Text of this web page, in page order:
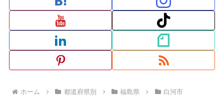
ホーム 都道府県別 福島県 白河市